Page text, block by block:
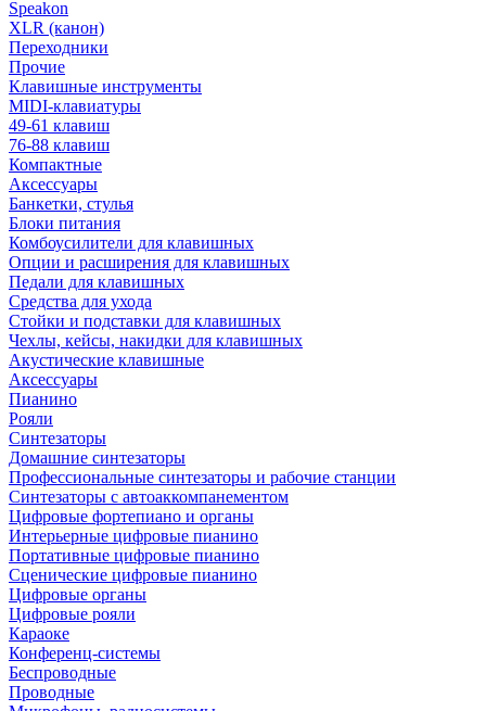
Speakon
XLR (канон)
Переходники
Прочие
Клавишные инструменты
MIDI-клавиатуры
49-61 клавиш
76-88 клавиш
Компактные
Аксессуары
Банкетки, стулья
Блоки питания
Комбоусилители для клавишных
Опции и расширения для клавишных
Педали для клавишных
Средства для ухода
Стойки и подставки для клавишных
Чехлы, кейсы, накидки для клавишных
Акустические клавишные
Аксессуары
Пианино
Рояли
Синтезаторы
Домашние синтезаторы
Профессиональные синтезаторы и рабочие станции
Синтезаторы с автоаккомпанементом
Цифровые фортепиано и органы
Интерьерные цифровые пианино
Портативные цифровые пианино
Сценические цифровые пианино
Цифровые органы
Цифровые рояли
Караоке
Конференц-системы
Беспроводные
Проводные